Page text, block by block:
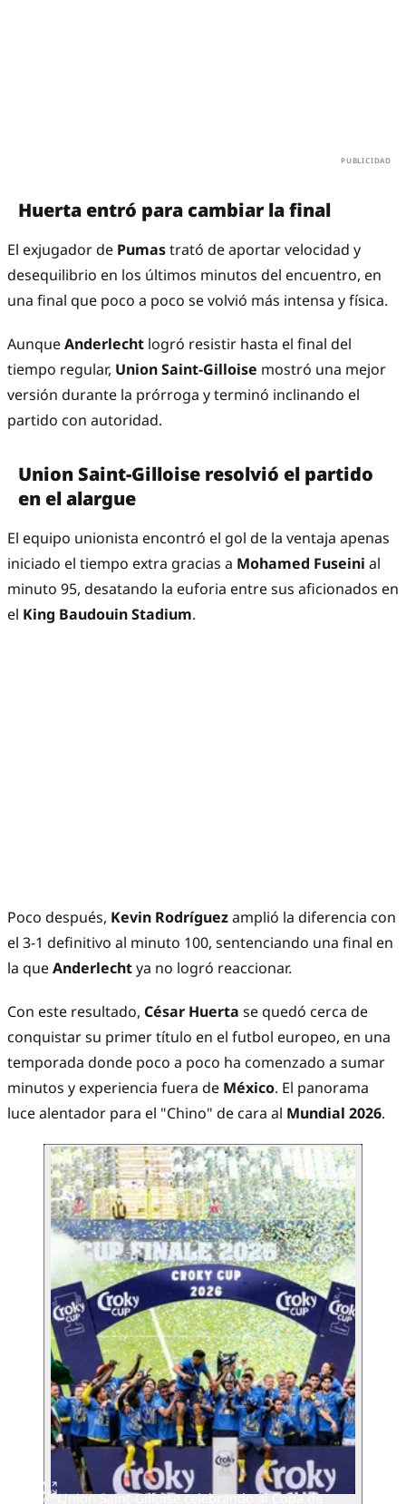
Huerta entró para cambiar la final
El exjugador de Pumastrató de aportar velocidad y
desequilibrio en los últimos minutos del encuentro, en
una final que poco a poco se volvió más intensa y física.
AunqueAnderlecht logró resistir hasta el final del
tiempo regular, Union Saint-Gilloise mostró una mejor
versión durante la prórroga y terminó inclinando el
partido con autoridad.
Union Saint-Gilloise resolvió el partido
en el alargue
El equipo unionista encontró el gol de la ventaja apenas
iniciado el tiempo extra gracias a Mohamed Fuseini al
minuto 95, desatando la euforia entre sus aficionados en
el King Baudouin Stadium.
Poco después, Kevin Rodríguezamplió la diferencia con
el 3-1 definitivo al minuto 100, sentenciando una final en
la queAnderlechtya no logró reaccionar.
Con este resultado, César Huerta se quedó cerca de
conquistar su primer título en el futbol europeo, en una
temporada donde poco a poco ha comenzado a sumar
minutos y experiencia fuera de México. El panorama
luce alentador para el "Chino" de cara al Mundial 2026.
Union Saint-Gilloise celebrando al Copa de